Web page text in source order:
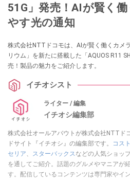
51G」発売！AIが賢く
やす光の通知
株式会社NTTドコモは、AIが賢く働くカメ
リウム」を新たに搭載した「AQUOS R11
売！製品の魅力をご紹介します。
イチオシスト
ライター / 編集
イチオシ編集部
株式会社オールアバウトが株式会社NTTド
ドサイト『イチオシ』の編集部です。
コス
セリア
スターバックス などの人気ショッ
を通してご紹介。話題のグルメやマニアが
す。配信しているコンテンツは専門家やイ